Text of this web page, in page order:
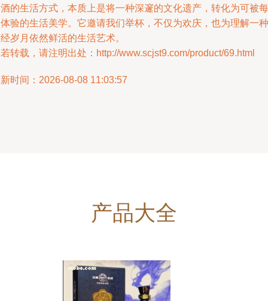
的生活方式，本质上是将一种深邃的文化遗产，转化为可被每
验的生活美学。它邀请我们举杯，不仅为欢庆，也为理解一种
岁月依然鲜活的生活艺术。
转载，请注明出处：http://www.scjst9.com/product/69.html
时间：2026-08-08 11:03:57
产品大全